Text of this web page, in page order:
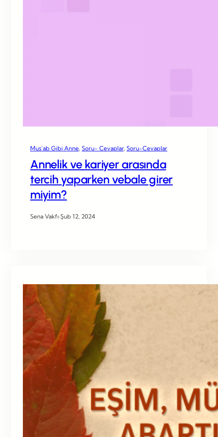
Mus’ab Gibi Anne Soru- Cevaplar, Soru-Cevaplar
Annelik ve kariyer arasında
tercih yaparken vebale girer
miyim?
Sena Vakfı·Şub 12, 2024